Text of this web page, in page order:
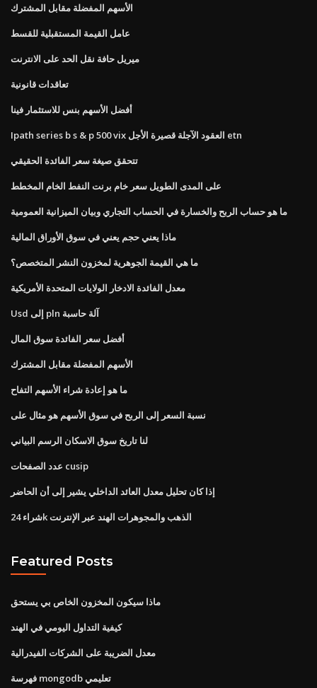
الأسهم المفضلة مقابل المشترك
عامل القيمة المستقبلية للقسط
ميريل حافة نقل الحد على الانترنت
تعاقدات قانونية
أفضل الأسهم بنس للاستثمار فينا
Ipath series b s & p 500 vix العقود الآجلة قصيرة الأجل etn
تتحقق صيغة سعر الفائدة الحقيقي
على المدى الطويل سعر خام برنت النفط الخام المخطط
ما هو حساب الربح والخسارة في الحساب التجاري وبيان الميزانية العمومية
ماذا يعني حجم يعني في سوق الأوراق المالية
ما هي القيمة الجوهرية لمخزون النشر المتخصص؟
معدل الفائدة الادخار الولايات المتحدة الأمريكية
Usd إلى pln آلة حاسبة
أفضل سعر الفائدة سوق المال
الأسهم المفضلة مقابل المشترك
ما هو إعادة شراء الأسهم التفاح
نسبة السعر إلى الربح في سوق الأسهم هو مثال على
لنا تاريخ سوق الاسكان الرسم البياني
عدد الصفحات cusip
إذا كان تحليل معدل العائد الداخلي يشير إلى أن الحاضر
شراء 24k الذهب والمجوهرات الهند عبر الإنترنت
Featured Posts
ماذا سيكون المخزون الخاص بي يستحق
كيفية التداول اليومي في الهند
معدل الضريبة على الشركات الفيدرالية
فهرسة mongodb تعليمي